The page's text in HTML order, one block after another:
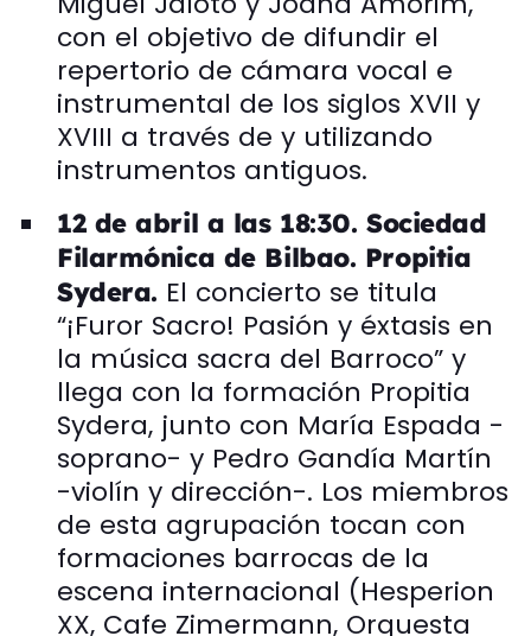
con el objetivo de difundir el
repertorio de cámara vocal e
instrumental de los siglos XVII y
XVIII a través de y utilizando
instrumentos antiguos.
12 de abril a las 18:30. Sociedad
Filarmónica de Bilbao. Propitia
Sydera. El concierto se titula
“¡Furor Sacro! Pasión y éxtasis en
la música sacra del Barroco” y
llega con la formación Propitia
Sydera, junto con María Espada -
soprano- y Pedro Gandía Martín
-violín y dirección-. Los miembros
de esta agrupación tocan con
formaciones barrocas de la
escena internacional (Hesperion
XX, Cafe Zimermann, Orquesta